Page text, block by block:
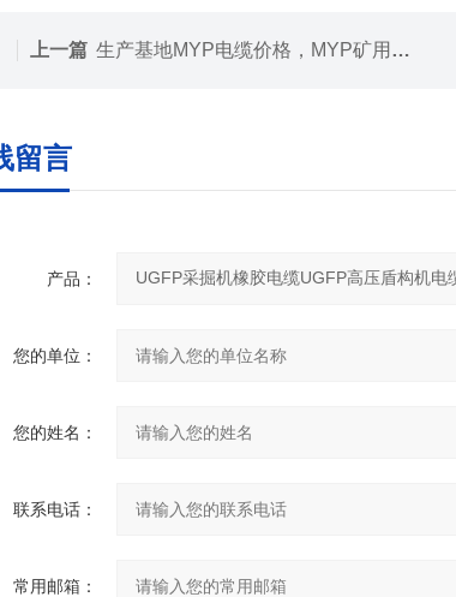
上一篇 生产基地MYP电缆价格，MYP矿用橡套软电缆报价
留言
产品：
您的单位：
您的姓名：
联系电话：
常用邮箱：